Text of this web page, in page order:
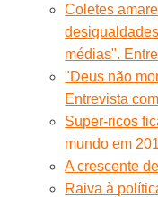
Coletes
médias".
"Deus não
Entrevista
Super-ricos
mundo em
A crescente
Raiva à